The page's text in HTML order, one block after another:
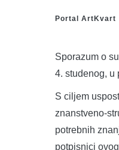
Portal ArtKvart
Sporazum o
4. studenog, u
S ciljem
znanstveno-
potrebnih
potpisnici